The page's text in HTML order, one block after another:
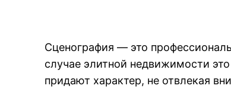
Сценография — это
случае элитной недвижимости
придают характер, не отвлекая